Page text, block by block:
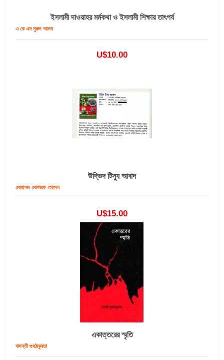
ইসলামী দাওয়াহর মর্মকথা ও ইসলামী শিক্ষার তাৎপর্য
এ কে এম নুরুল আলম
U$10.00
উদ্ভিদ টিস্যু আবাদ
মোহাম্মদ মোশারফ হোসেন
U$15.00
একাত্তরের স্মৃতি
বাসন্তী গুহঠাকুরতা